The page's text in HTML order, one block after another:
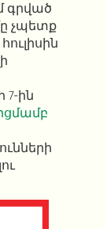
գրված
չպետք
7-ին